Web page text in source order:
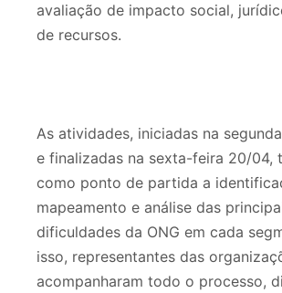
avaliação de impacto social,
de recursos.
As atividades, iniciadas na
e finalizadas na sexta-feira 20/04,
como ponto de partida a
mapeamento e análise das
dificuldades da ONG em cada
isso, representantes das
acompanharam todo o processo,